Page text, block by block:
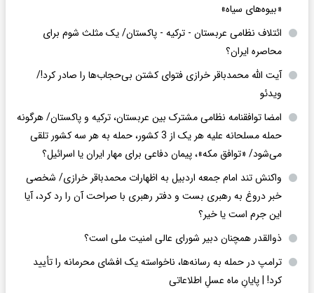
«بیوه‌های سیاه»
ائتلاف نظامی عربستان - ترکیه - پاکستان/ یک مثلث شوم برای
محاصره ایران؟
آیت الله محمدباقر خرازی فتوای کشتن بی‌حجاب‌ها را صادر کرد!/
ویدئو
امضا توافقنامه نظامی مشترک بین عربستان، ترکیه و پاکستان/ هرگونه
حمله مسلحانه علیه هر یک از 3 کشور، حمله به هر سه کشور تلقی
می‌شود/ «توافق مکه»، پیمان دفاعی برای مهار ایران یا اسرائیل؟
واکنش تند امام جمعه اردبیل به اظهارات محمدباقر خرازی/ شخصی
خبر دروغ به رهبری بست و دفتر رهبری با صراحت آن را رد کرد، آیا
این جرم است یا خیر؟
ذوالقدر همچنان دبیر شورای ‌عالی امنیت ملی است؟
ترامپ در حمله‌ به رسانه‌ها، ناخواسته یک افشای محرمانه را تأیید
کرد! |‌ پایانِ ماه عسلِ اطلاعاتی